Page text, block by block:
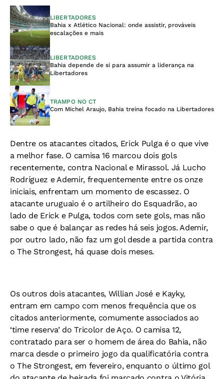
LIBERTADORES
Bahia x Atlético Nacional: onde assistir, prováveis
escalações e mais
LIBERTADORES
Bahia depende de si para assumir a liderança na
Libertadores
TRAMPO NO CT
Com Michel Araujo, Bahia treina focado na Libertadores
Dentre os atacantes citados, Erick Pulga é o que vive
a melhor fase. O camisa 16 marcou dois gols
recentemente, contra Nacional e Mirassol. Já Lucho
Rodríguez e Ademir, frequentemente entre os onze
iniciais, enfrentam um momento de escassez. O
atacante uruguaio é o artilheiro do Esquadrão, ao
lado de Erick e Pulga, todos com sete gols, mas não
sabe o que é balançar as redes há seis jogos. Ademir,
por outro lado, não faz um gol desde a partida contra
o The Strongest, há quase dois meses.
Os outros dois atacantes, Willian José e Kayky,
entram em campo com menos frequência que os
citados anteriormente, comumente associados ao
‘time reserva’ do Tricolor de Aço. O camisa 12,
contratado para ser o homem de área do Bahia, não
marca desde o primeiro jogo da qualificatória contra
o The Strongest, em fevereiro, enquanto o último gol